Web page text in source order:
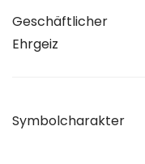
Geschäftlicher
Ehrgeiz
Symbolcharakter